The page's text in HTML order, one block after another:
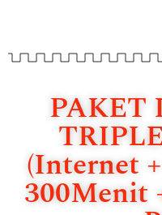
PAKET
(Internet
300Menit